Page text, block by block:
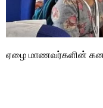
ஏழை மாணவர்களின்